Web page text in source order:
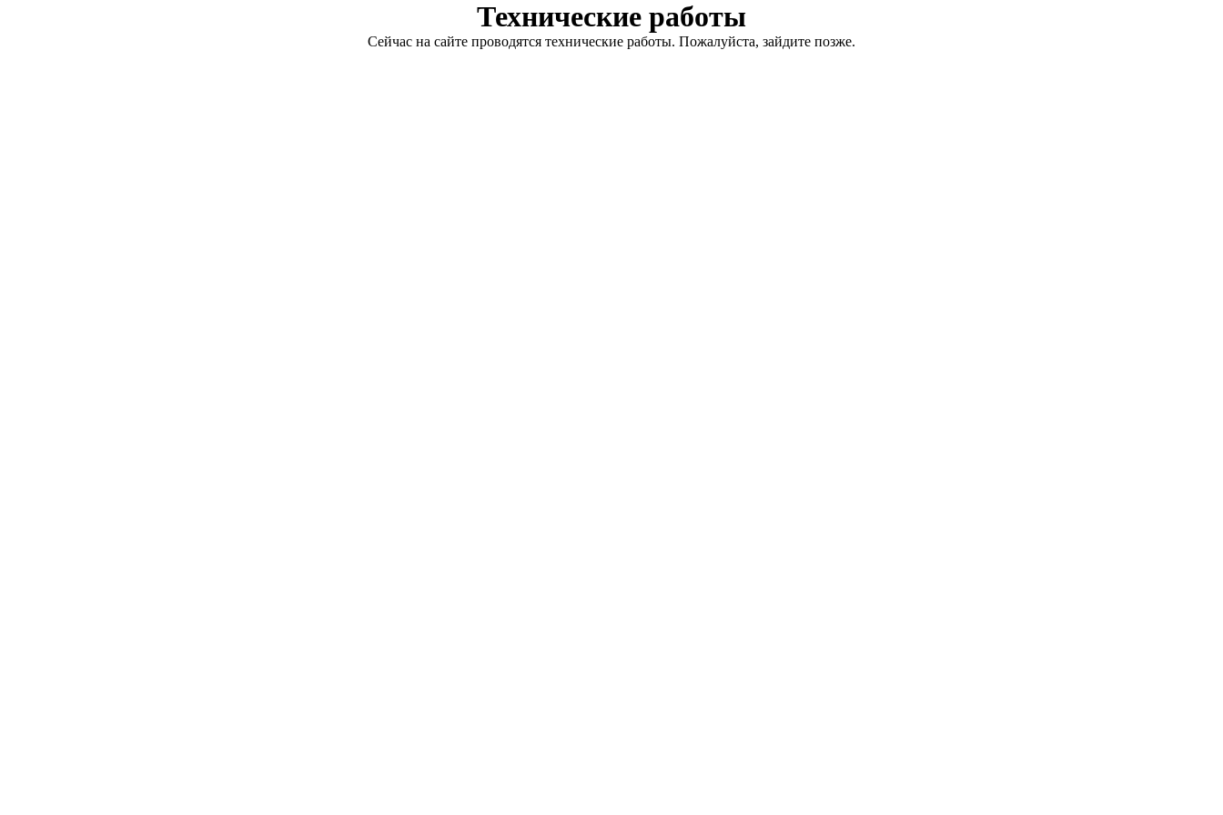
Технические работы
Сейчас на сайте проводятся технические работы. Пожалуйста, зайдите позже.